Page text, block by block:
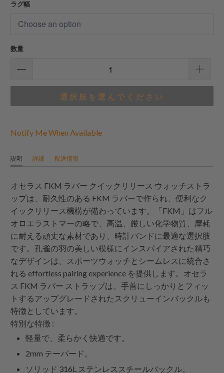
ュ
ラグ幅
数量
選択肢を選んでください
Notify Me When Available
説明 詳細 配送情報
オセラス FKM ラバー クイックリリース ウォッチストラ
ップは、耐久性のある FKM ラバーで作られ、便利なク
イックリリース機構が備わっています。「FKM」はフル
オロエラストマーの略で、高温、厳しい化学物質、摩耗
に耐える頑丈な素材であり、時計バンドに最適な選択肢
です。孔雀の羽の美しい模様にインスパイアされた精巧
なデザインは、スポーツウォッチとシームレスに統合さ
れる effortless pairing experience を提供します。オセラ
ス FKM ラバー ストラップは、手首にしっかりとフィッ
トするアップグレードされたスクリューインバックルも
特徴としています。
特別な特徴 :
軽量で、柔らかく快適です。
2mm テーパード。
ソリッド 316L ステンレススチールバックル。